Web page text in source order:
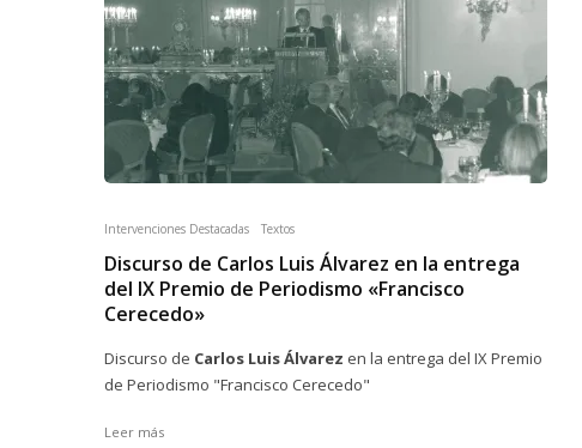
Intervenciones Destacadas Textos
Discurso de Carlos Luis Álvarez en la entrega
del IX Premio de Periodismo «Francisco
Cerecedo»
Discurso de Carlos Luis Álvarez en la entrega del IX Premio
de Periodismo "Francisco Cerecedo"
Leer más